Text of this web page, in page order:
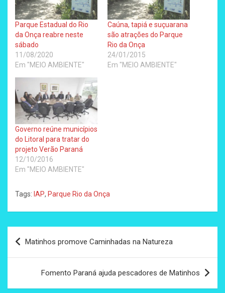
Parque Estadual do Rio
da Onça reabre neste
sábado
11/08/2020
Em "MEIO AMBIENTE"
Caúna, tapiá e suçuarana
são atrações do Parque
Rio da Onça
24/01/2015
Em "MEIO AMBIENTE"
Governo reúne municípios
do Litoral para tratar do
projeto Verão Paraná
12/10/2016
Em "MEIO AMBIENTE"
Tags: IAP, Parque Rio da Onça
Navegação
de
Matinhos promove Caminhadas na Natureza
Fomento Paraná ajuda pescadores de Matinhos